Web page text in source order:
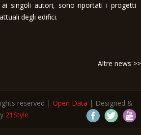
ai singoli autori, sono riportati i progetti
degli edifici.
Altre news >>
reserved | Open Data | Designed &
21Style